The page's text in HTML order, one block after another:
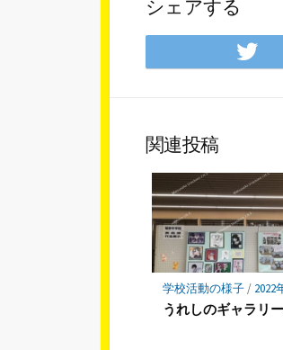
シェアする
で
関連投稿
学校活動の様子/ 2022
うれしのギャラリ